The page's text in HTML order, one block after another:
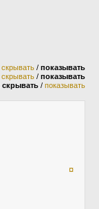
скрывать / показывать
скрывать / показывать
скрывать / показывать
¤